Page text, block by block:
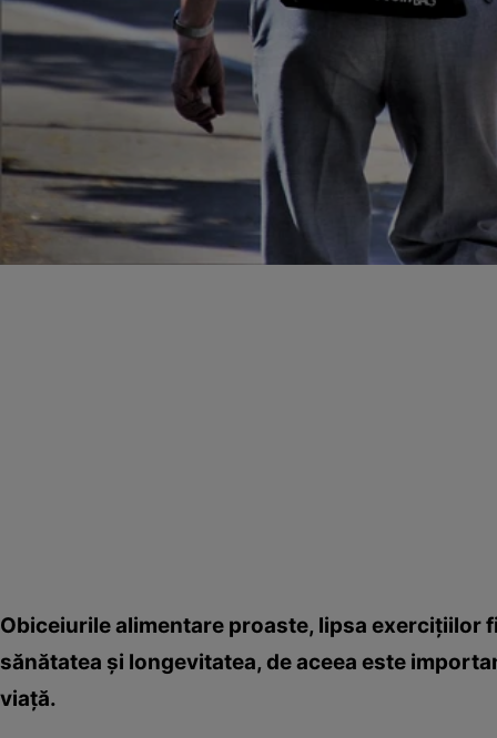
Obiceiurile alimentare proaste, lipsa exerciţiilor
sănătatea şi longevitatea, de aceea este
viaţă.